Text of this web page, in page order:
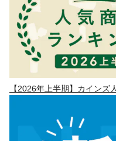
【2026年上半期】カインズ